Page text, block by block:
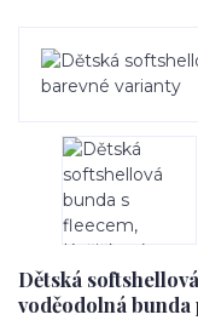
Dětská
voděodolná